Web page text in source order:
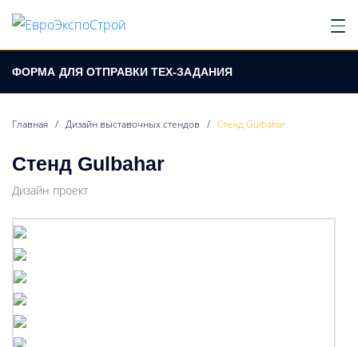
ФОРМА ДЛЯ ОТПРАВКИ ТЕХ-ЗАДАНИЯ
Главная / Дизайн выставочных стендов / Стенд Gulbahar
Стенд Gulbahar
Дизайн проект